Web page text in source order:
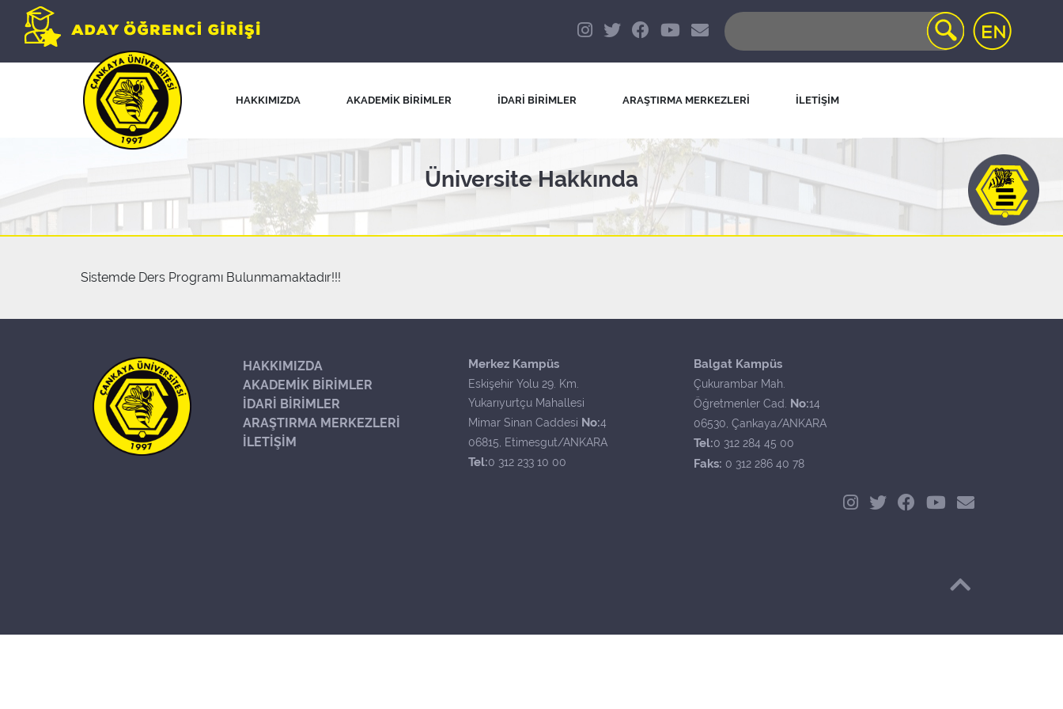
HAKKIMIZDA AKADEMİK BİRİMLER İDARİ BİRİMLER ARAŞTIRMA MERKEZLERİ İLETİŞİM
Üniversite Hakkında
Sistemde Ders Programı Bulunmamaktadır!!!
HAKKIMIZDA
AKADEMİK BİRİMLER
İDARİ BİRİMLER
ARAŞTIRMA MERKEZLERİ
İLETİŞİM
Merkez Kampüs
Eskişehir Yolu 29. Km.
Yukarıyurtçu Mahallesi
Mimar Sinan Caddesi No:4
06815, Etimesgut/ANKARA
Tel:0 312 233 10 00
Balgat Kampüs
Çukurambar Mah.
Öğretmenler Cad. No:14
06530, Çankaya/ANKARA
Tel:0 312 284 45 00
Faks: 0 312 286 40 78